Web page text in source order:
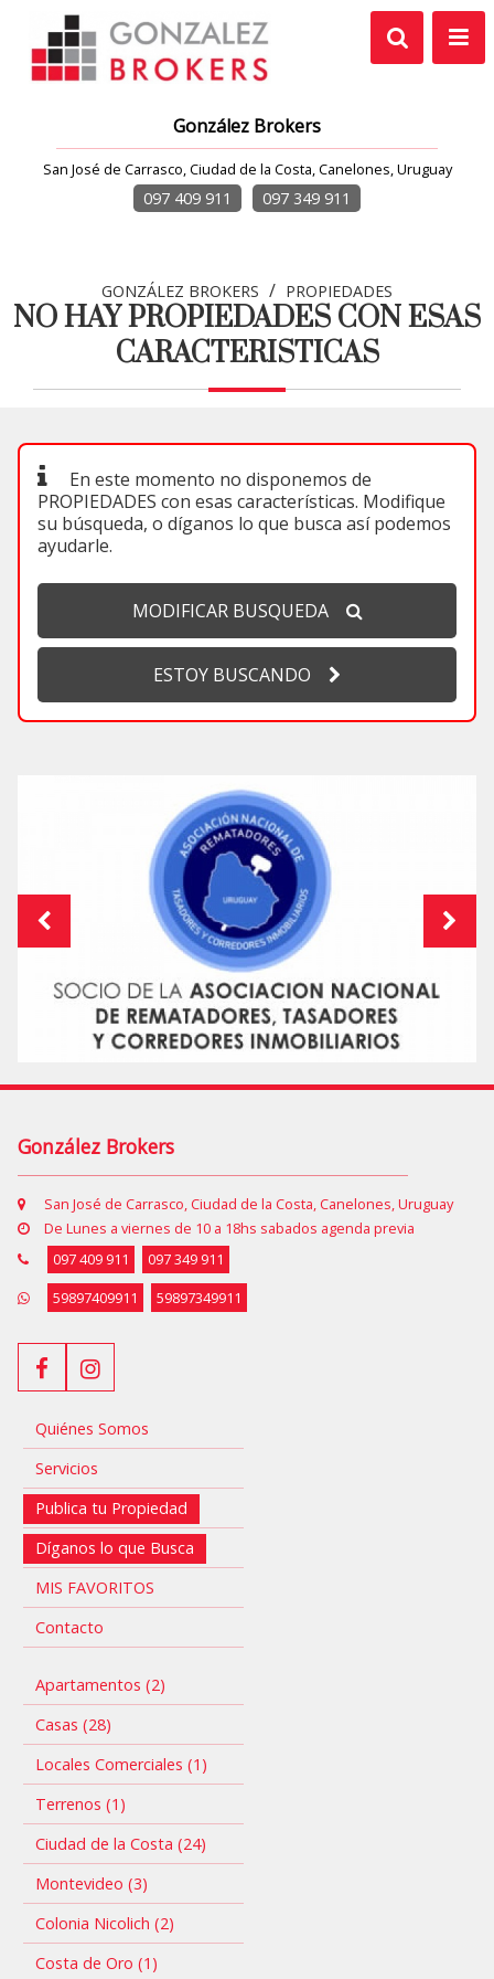
González Brokers
San José de Carrasco, Ciudad de la Costa, Canelones, Uruguay
097 409 911 097 349 911
GONZÁLEZ BROKERS / PROPIEDADES
NO HAY PROPIEDADES CON ESAS
CARACTERISTICAS
En este momento no disponemos de
PROPIEDADES con esas características. Modifique
su búsqueda, o díganos lo que busca así podemos
ayudarle.
MODIFICAR BUSQUEDA
ESTOY BUSCANDO
González Brokers
San José de Carrasco, Ciudad de la Costa, Canelones, Uruguay
De Lunes a viernes de 10 a 18hs sabados agenda previa
097 409 911
097 349 911
59897409911
59897349911
Quiénes Somos
Servicios
Publica tu Propiedad
Díganos lo que Busca
MIS FAVORITOS
Contacto
Apartamentos (2)
Casas (28)
Locales Comerciales (1)
Terrenos (1)
Ciudad de la Costa (24)
Montevideo (3)
Colonia Nicolich (2)
Costa de Oro (1)